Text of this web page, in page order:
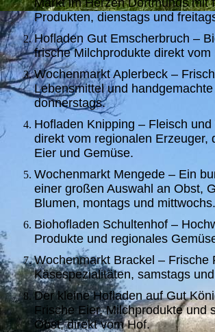
Markt im Herzen Dortmunds mit
Produkten, dienstags und
Hofladen Gut Emscherbruch –
frische Milchprodukte direkt vom
Wochenmarkt Aplerbeck –
Lebensmittel und
donnerstags.
Hofladen Knipping – Fleisch
direkt vom regionalen Erzeuger,
Eier und Gemüse.
Wochenmarkt Mengede – Ein
einer großen Auswahl an Obst,
Blumen, montags und mittwochs.
Biohofladen Schultenhof –
Produkte und regionales
Wochenmarkt Brackel – Frische
Käsespezialitäten, samstags
Der kleine Hofladen auf Gut
Frische Eier, Milchprodukte und
Obst, direkt vom Hof.